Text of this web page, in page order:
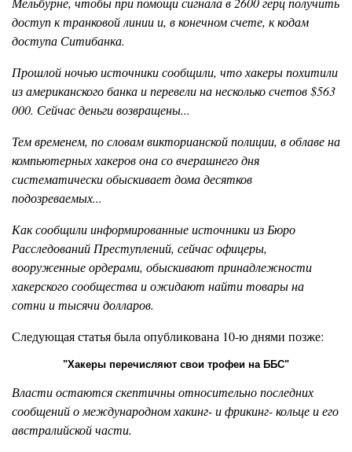
доступ к транковой линии и, в конечном счете, к кодам
доступа Ситибанка.
Прошлой ночью источники сообщили, что хакеры похитили
из американского банка и перевели на несколько счетов $563
000. Сейчас деньги возвращены...
Тем временем, по словам викторианской полиции, в облаве на
компьютерных хакеров она со вчерашнего дня
систематически обыскивает дома десятков
подозреваемых...
Как сообщили информированные источники из Бюро
Расследований Преступлений, сейчас офицеры,
вооруженные ордерами, обыскивают принадлежности
хакерского сообщества и ожидают найти товары на
сотни и тысячи долларов.
Следующая статья была опубликована 10-ю днями позже:
"Хакеры перечисляют свои трофеи на ББС"
Власти остаются скептичны относительно последних
сообщений о международном хакинг- и фрикинг- кольце и его
австралийской части.